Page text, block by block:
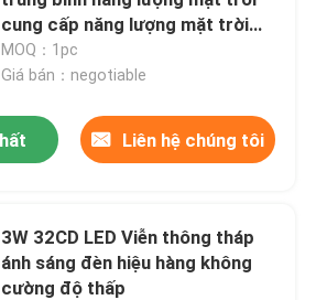
thông năng lượng mặt trời
cung cấp năng lượng mặt trời
ánh sáng chướng ngại vật máy
bay
MOQ：1pc
Giá bán：negotiable
Liên hệ chúng tôi
3W 32CD LED Viễn thông tháp
ánh sáng đèn hiệu hàng không
cường độ thấp